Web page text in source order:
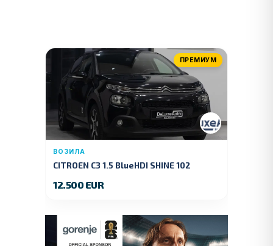
ПРЕМИУМ
ВОЗИЛА
CITROEN C3 1.5 BlueHDI SHINE 102
12.500 EUR